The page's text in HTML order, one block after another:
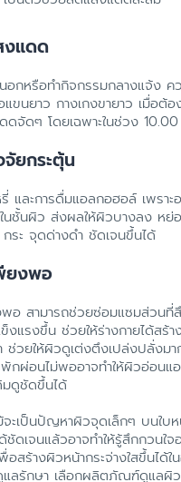
งแดด
อกหรือทำกิจกรรมกลางแจ้ง
ขนยาว กางเกงขายาว เมื่อต้
ดจัดๆ โดยเฉพาะในช่วง
ยกระตุ้น
และการดื่มแอลกอฮอล์ เพราะ
นชั้นผิว ส่งผลให้ผิวบางลง หย่
กระ จุดด่างดำ ชัดเจนขึ้นได้
ยงพอ
อ สามารถช่วยซ่อมแซมส่วนที่
แรงขึ้น ช่วยให้ร่างกายได้สร้า
ช่วยให้ผิวดูเต่งตึงเปล่งปลั่งม
พักผ่อนไม่พออาจทำให้ผิวอ่อนแ
มดูชัดขึ้นได้
จะเป็นปัญหาผิวจุดเล็กๆ บนใบ
ชัดเจนแล้วอาจทำให้รู้สึกกวนใ
อสร้างผิวหน้ากระจ่างใสขึ้นได้
ลรักษา เลือกผลิตภัณฑ์ดูแลผิว